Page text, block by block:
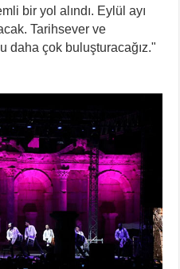
bir yol alındı. Eylül ayı
Tarihsever ve
daha çok buluşturacağız."